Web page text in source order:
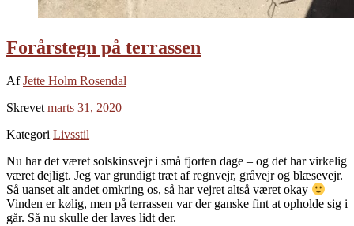
Forårstegn på terrassen
AfJette Holm Rosendal
Skrevet marts 31, 2020
Kategori Livsstil
Nu har det været solskinsvejr i små fjorten dage – og det har virkelig
været dejligt. Jeg var grundigt træt af regnvejr, gråvejr og blæsevejr.
Så uanset alt andet omkring os, så har vejret altså været okay
Vinden er kølig, men på terrassen var der ganske fint at opholde sig i
går. Så nu skulle der laves lidt der.